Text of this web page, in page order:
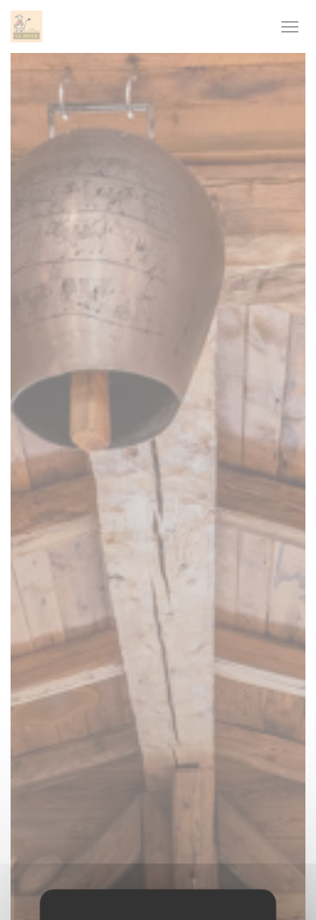
Cookies beheer paneel